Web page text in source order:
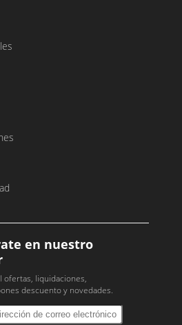
en nuestro
ofertas, liquidaciones,
descuento y novedades.